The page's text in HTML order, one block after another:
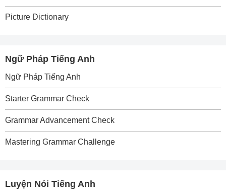
Picture Dictionary
Ngữ Pháp Tiếng Anh
Ngữ Pháp Tiếng Anh
Starter Grammar Check
Grammar Advancement Check
Mastering Grammar Challenge
Luyện Nói Tiếng Anh